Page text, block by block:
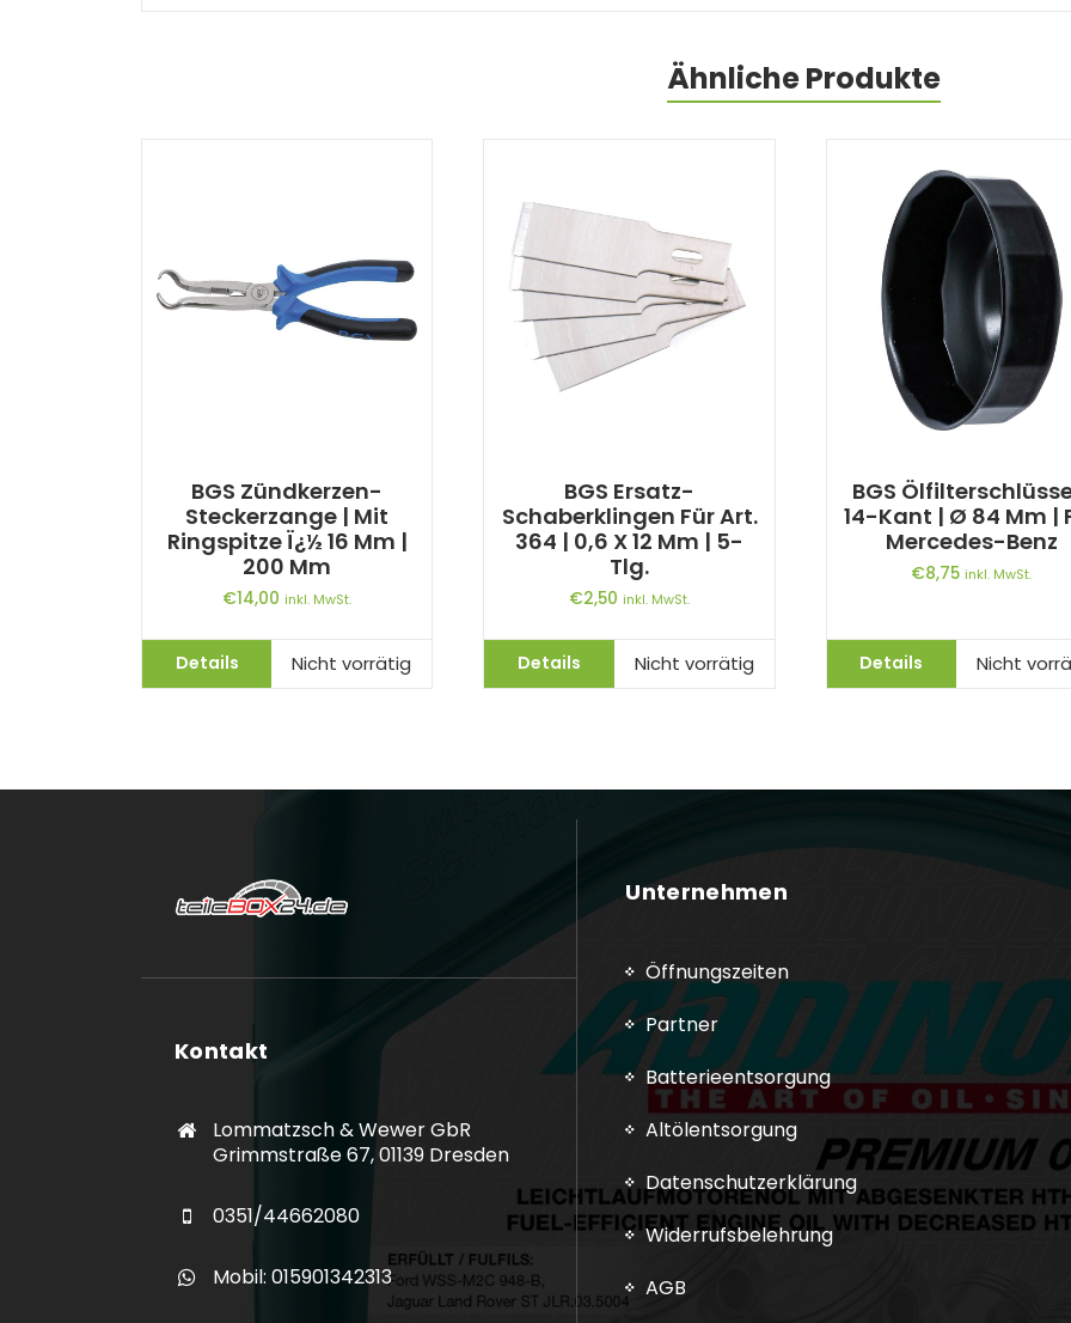
Ähnliche Produkte
BGS Zündkerzen-
Steckerzange | Mit
Ringspitze Ï¿½ 16 Mm |
200 Mm
€14,00 inkl. MwSt.
Details Nicht vorrätig
BGS Ersatz-
Schaberklingen Für Art.
364 | 0,6 X 12 Mm | 5-
Tlg.
€2,50 inkl. MwSt.
Details Nicht vorrätig
BGS
14-Kant | Ø 84 Mm |
Mercedes-Benz
€8,75 inkl. MwSt.
Details Nicht
Kontakt
Lommatzsch & Wewer GbR
Grimmstraße 67, 01139 Dresden
0351/44662080
Mobil: 015901342313
Unternehmen
Öffnungszeiten
Partner
Batterieentsorgung
Altölentsorgung
Datenschutzerklärung
Widerrufsbelehrung
AGB